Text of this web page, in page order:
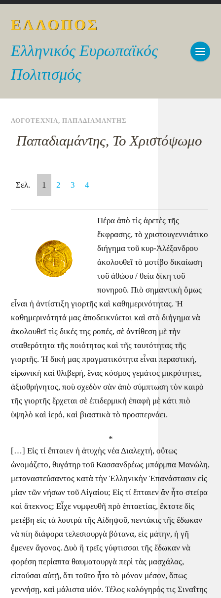
ΕΛΛΟΠΟΣ
Ελληνικός Ευρωπαϊκός
Πολιτισμός
ΛΟΓΟΤΕΧΝΙΑ,ΠΑΠΑΔΙΑΜΑΝΤΗΣ
Παπαδιαμάντης, Το Χριστόψωμο
Σελ. 1 2 3 4
Πέρα ἀπὸ τὶς ἀρετὲς τῆς
ἔκφρασης, τὸ χριστουγεννιάτικο
διήγημα τοῦ κυρ-Ἀλέξανδρου
ἀκολουθεῖ τὸ μοτίβο δικαίωση
τοῦ ἀθώου / θεία δίκη τοῦ
πονηροῦ. Πιὸ σημαντικὴ ὅμως
εἶναι ἡ ἀντίστιξη γιορτῆς καὶ καθημερινότητας. Ἡ
καθημερινότητά μας ἀποδεικνύεται καὶ στὸ διήγημα νὰ
ἀκολουθεῖ τὶς δικές της ροπές, σὲ ἀντίθεση μὲ τὴν
σταθερότητα τῆς ποιότητας καὶ τῆς ταυτότητας τῆς
γιορτῆς. Ἡ δική μας πραγματικότητα εἶναι περαστική,
εἰρωνικὴ καὶ θλιβερή, ἕνας κόσμος γεμάτος μικρότητες,
ἀξιοθρήνητος, ποὺ σχεδὸν σὰν ἀπὸ σύμπτωση τὸν καιρὸ
τῆς γιορτῆς ἔρχεται σὲ ἐπιδερμικὴ ἐπαφὴ μὲ κάτι πιὸ
ὑψηλὸ καὶ ἱερό, καὶ βιαστικὰ τὸ προσπερνάει.
*
[…] Εἰς τί ἔπταιεν ἡ ἀτυχὴς νέα Διαλεχτή, οὕτως
ὠνομάζετο, θυγάτηρ τοῦ Κασσανδρέως μπάρμπα Μανώλη,
μεταναστεύσαντος κατὰ τὴν Ἑλληνικὴν Ἐπανάστασιν εἰς
μίαν τῶν νήσων τοῦ Αἰγαίου; Εἰς τί ἔπταιεν ἂν ἦτο στείρα
καὶ ἄτεκνος; Εἶχε νυμφευθῆ πρὸ ἑπταετίας, ἔκτοτε δὶς
μετέβη εἰς τὰ λουτρὰ τῆς Αἰδηψοῦ, πεντάκις τῆς ἔδωκαν
νὰ πίη διάφορα τελεσιουργὰ βότανα, εἰς μάτην, ἡ γῆ
ἔμενεν ἄγονος. Δυὸ ἢ τρεῖς γύφτισσαι τῆς ἔδωκαν νὰ
φορέση περίαπτα θαυματουργὰ περὶ τὰς μασχάλας,
εἰπούσαι αὐτῇ, ὅτι τοῦτο ἦτο τὸ μόνον μέσον, ὅπως
γεννήσῃ, καὶ μάλιστα υἱόν. Τέλος καλόγηρός τις Σιναΐτης